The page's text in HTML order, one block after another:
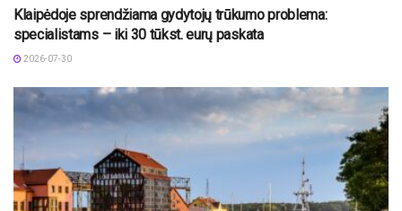
Klaipėdoje sprendžiama gydytojų trūkumo problema:
specialistams – iki 30 tūkst. eurų paskata
2026-07-30